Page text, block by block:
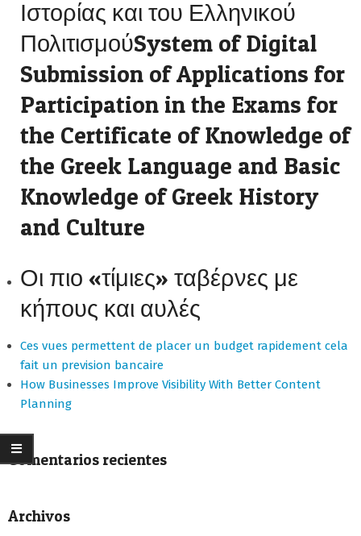
Ιστορίας και του Ελληνικού
ΠολιτισμούSystem of Digital
Submission of Applications for
Participation in the Exams for
the Certificate of Knowledge of
the Greek Language and Basic
Knowledge of Greek History
and Culture
Οι πιο «τίμιες» ταβέρνες με
κήπους και αυλές
Ces vues permettent de placer un budget rapidement cela
fait un prevision bancaire
How Businesses Improve Visibility With Better Content
Planning
Comentarios recientes
Archivos